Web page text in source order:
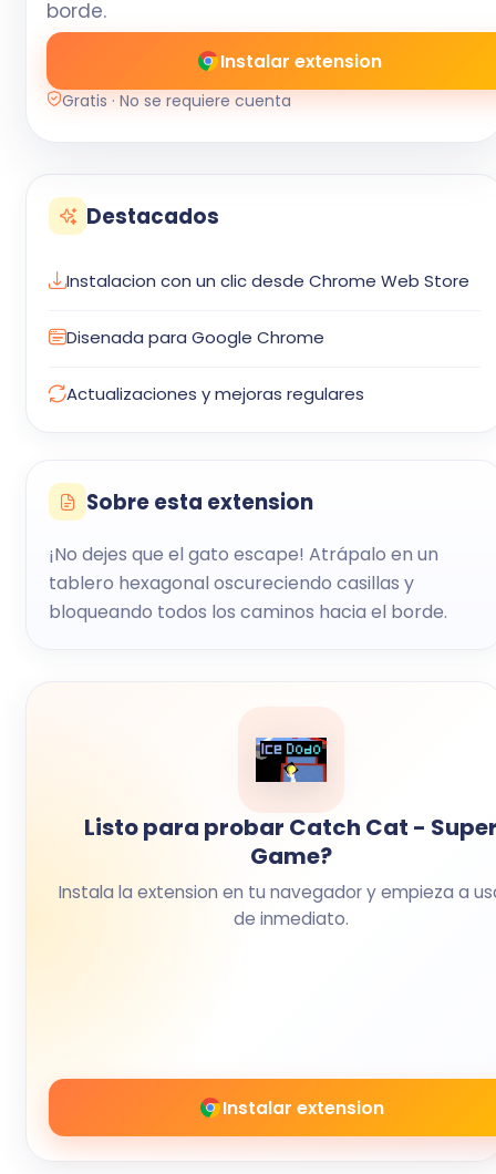
borde.
Instalar extension
Gratis · No se requiere cuenta
Destacados
Instalacion con un clic desde Chrome Web Store
Disenada para Google Chrome
Actualizaciones y mejoras regulares
Sobre esta extension
¡No dejes que el gato escape! Atrápalo en un
tablero hexagonal oscureciendo casillas y
bloqueando todos los caminos hacia el borde.
Listo para probar Catch Cat -
Game?
Instala la extension en tu navegador y empieza a
de inmediato.
Instalar extension